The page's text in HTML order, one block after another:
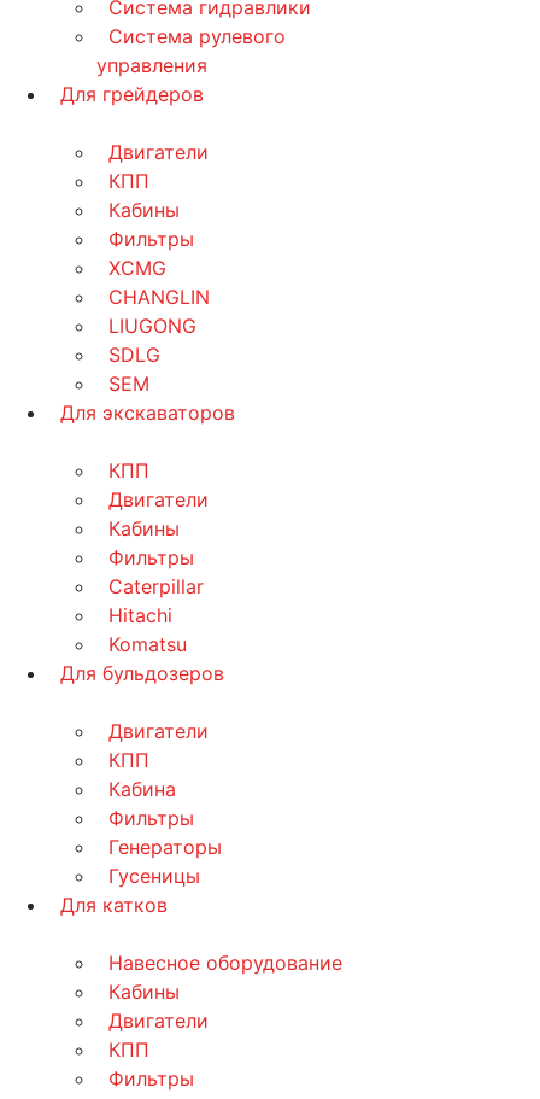
Система гидравлики
Система рулевого
управления
Для грейдеров
Двигатели
КПП
Кабины
Фильтры
XCMG
CHANGLIN
LIUGONG
SDLG
SEM
Для экскаваторов
КПП
Двигатели
Кабины
Фильтры
Caterpillar
Hitachi
Komatsu
Для бульдозеров
Двигатели
КПП
Кабина
Фильтры
Генераторы
Гусеницы
Для катков
Навесное оборудование
Кабины
Двигатели
КПП
Фильтры